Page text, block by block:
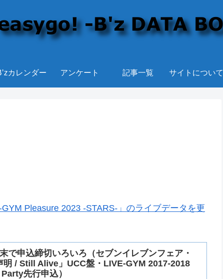
カレンダー アンケート 記事一覧 サイトについて
Pleasure 2023 -STARS-」のライブデータを更
で申込締切いろいろ（セブンイレブンフェア・
明 / Still Alive」UCC盤・LIVE-GYM 2017-2018
Party先行申込）